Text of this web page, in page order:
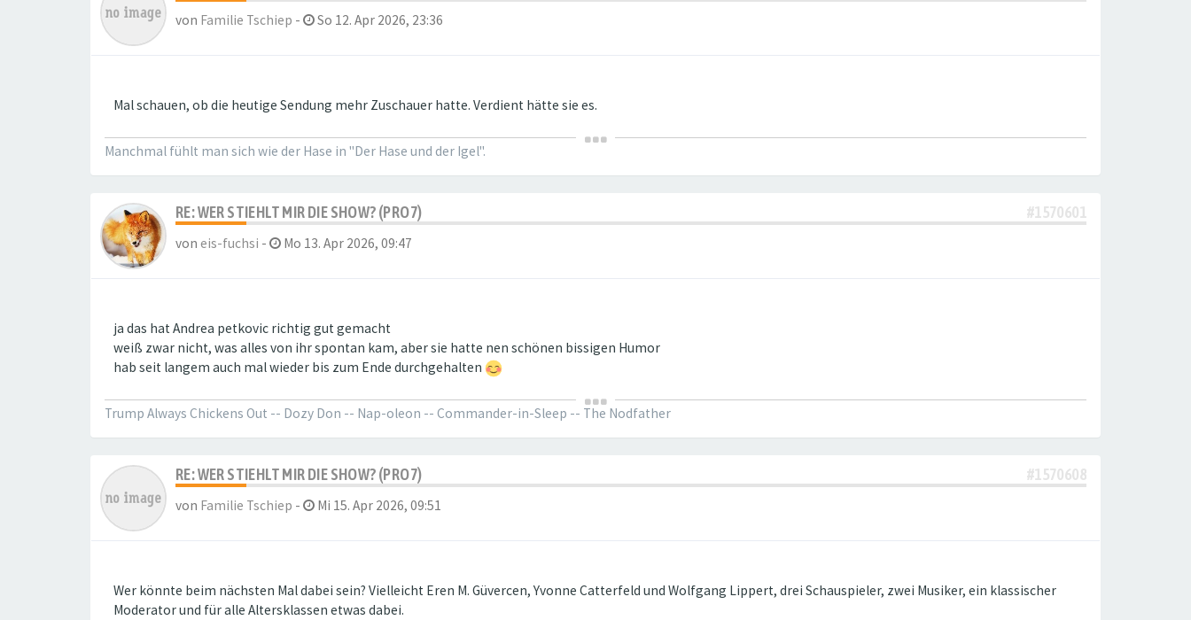
von Familie Tschiep - So 12. Apr 2026, 23:36
Mal schauen, ob die heutige Sendung mehr Zuschauer hatte. Verdient hätte sie es.
Manchmal fühlt man sich wie der Hase in "Der Hase und der Igel".
RE: WER STIEHLT MIR DIE SHOW? (PRO7) #1570601
von eis-fuchsi - Mo 13. Apr 2026, 09:47
ja das hat Andrea petkovic richtig gut gemacht
weiß zwar nicht, was alles von ihr spontan kam, aber sie hatte nen schönen bissigen Humor
hab seit langem auch mal wieder bis zum Ende durchgehalten
Trump Always Chickens Out -- Dozy Don -- Nap-oleon -- Commander-in-Sleep -- The Nodfather
RE: WER STIEHLT MIR DIE SHOW? (PRO7) #1570608
von Familie Tschiep - Mi 15. Apr 2026, 09:51
Wer könnte beim nächsten Mal dabei sein? Vielleicht Eren M. Güvercen, Yvonne Catterfeld und Wolfgang Lippert, drei Schauspieler, zwei Musiker, ein klassischer
Moderator und für alle Altersklassen etwas dabei.